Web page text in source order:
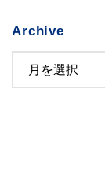
Archive